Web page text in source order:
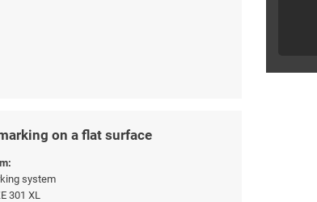
on a flat surface
system
301 XL